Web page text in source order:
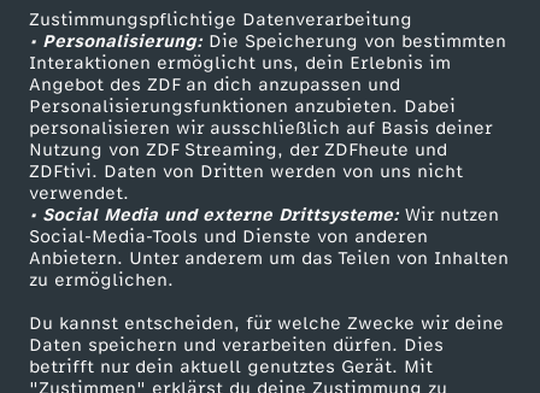
Zustimmungspflichtige Datenverarbeitung
• Personalisierung:Die Speicherung von bestimmten
Interaktionen ermöglicht uns, dein Erlebnis im
Angebot des ZDF an dich anzupassen und
Personalisierungsfunktionen anzubieten. Dabei
personalisieren wir ausschließlich auf Basis deiner
Nutzung von ZDF Streaming, der ZDFheute und
ZDFtivi. Daten von Dritten werden von uns nicht
verwendet.
• Social Media und externe Drittsysteme:Wir nutzen
Social-Media-Tools und Dienste von anderen
Anbietern. Unter anderem um das Teilen von Inhalten
zu ermöglichen.
Du kannst entscheiden, für welche Zwecke wir deine
Daten speichern und verarbeiten dürfen. Dies
betrifft nur dein aktuell genutztes Gerät. Mit
"Zustimmen" erklärst du deine Zustimmung zu
b
r
u
a
r
2
0
Livestreams
Sendungen A-Z
TV-Programm
Zuschauerservice
Hilfe
ZDF Unternehmen
Karriere
ZDF goes Schule
Werbefernsehen